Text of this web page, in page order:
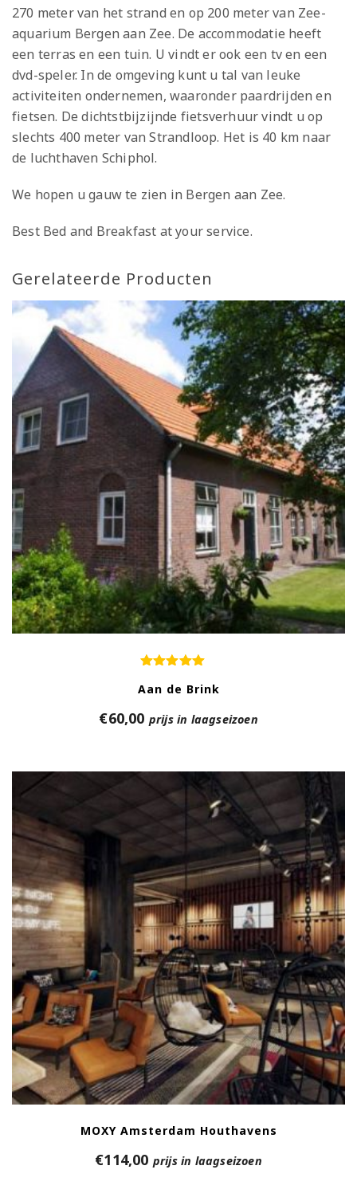
270 meter van het strand en op 200 meter van Zee-
aquarium Bergen aan Zee. De accommodatie heeft
een terras en een tuin. U vindt er ook een tv en een
dvd-speler. In de omgeving kunt u tal van leuke
activiteiten ondernemen, waaronder paardrijden en
fietsen. De dichtstbijzijnde fietsverhuur vindt u op
slechts 400 meter van Strandloop. Het is 40 km naar
de luchthaven Schiphol.
We hopen u gauw te zien in Bergen aan Zee.
Best Bed and Breakfast at your service.
Gerelateerde Producten
Aan de Brink
€60,00 prijs in laagseizoen
MOXY Amsterdam Houthavens
€114,00 prijs in laagseizoen